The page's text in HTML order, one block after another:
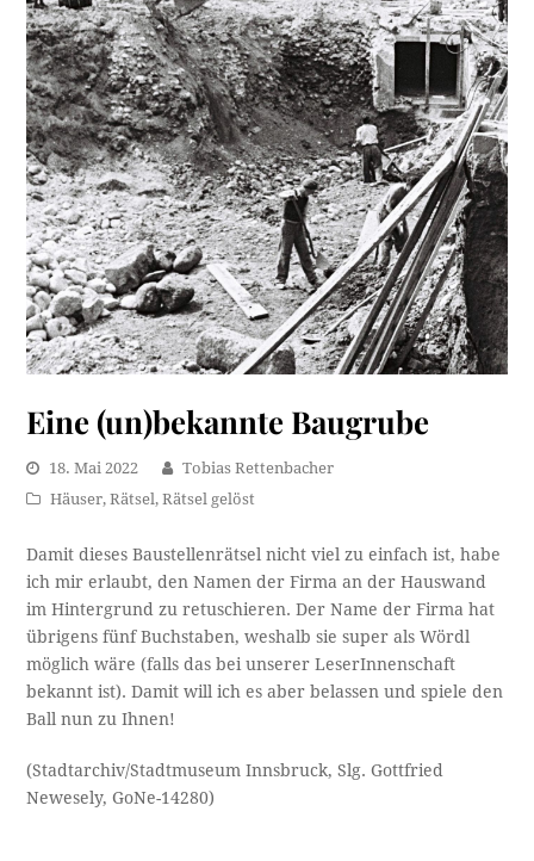
Eine (un)bekannte Baugrube
18. Mai 2022
Tobias Rettenbacher
Häuser,Rätsel,Rätsel gelöst
Damit dieses Baustellenrätsel nicht viel zu einfach ist, habe
ich mir erlaubt, den Namen der Firma an der Hauswand
im Hintergrund zu retuschieren. Der Name der Firma hat
übrigens fünf Buchstaben, weshalb sie super als Wördl
möglich wäre (falls das bei unserer LeserInnenschaft
bekannt ist). Damit will ich es aber belassen und spiele den
Ball nun zu Ihnen!
(Stadtarchiv/Stadtmuseum Innsbruck, Slg. Gottfried
Newesely, GoNe-14280)